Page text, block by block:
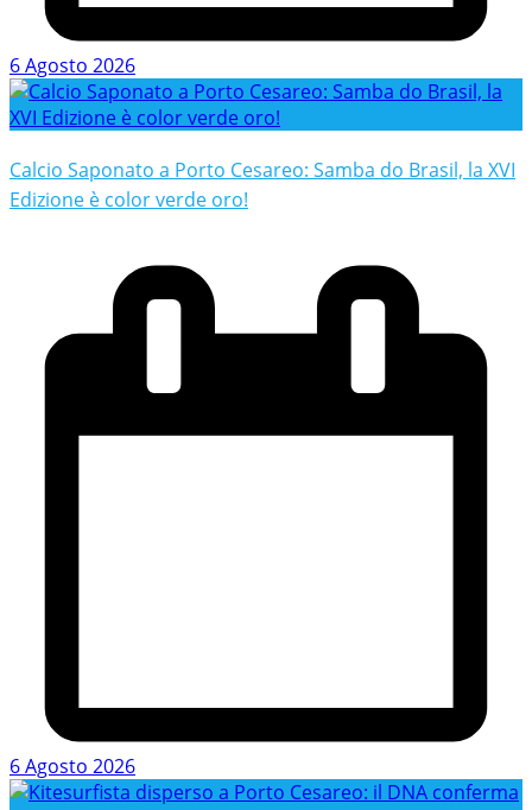
6 Agosto 2026
Calcio Saponato a Porto Cesareo: Samba do Brasil, la XVI
Edizione è color verde oro!
6 Agosto 2026